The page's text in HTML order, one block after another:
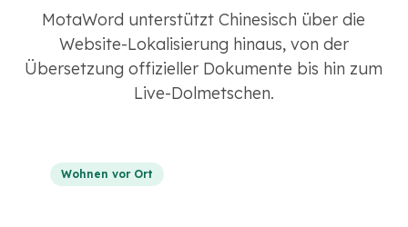
MotaWord unterstützt Chinesisch über die
Website-Lokalisierung hinaus, von der
Übersetzung offizieller Dokumente bis hin zum
Live-Dolmetschen.
Wohnen vor Ort